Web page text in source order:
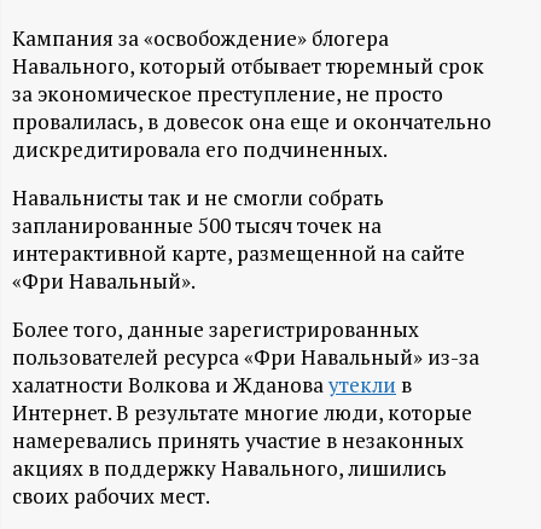
Н
-
и
н
ф
о
р
м
Кампания за «освобождение» блогера
Навального, который отбывает тюремный срок
за экономическое преступление, не просто
провалилась, в довесок она еще и окончательно
дискредитировала его подчиненных.
Навальнисты так и не смогли собрать
запланированные 500 тысяч точек на
интерактивной карте, размещенной на сайте
«Фри Навальный».
Более того, данные зарегистрированных
пользователей ресурса «Фри Навальный» из-за
халатности Волкова и Ждановаутекли в
Интернет. В результате многие люди, которые
намеревались принять участие в незаконных
акциях в поддержку Навального, лишились
своих рабочих мест.